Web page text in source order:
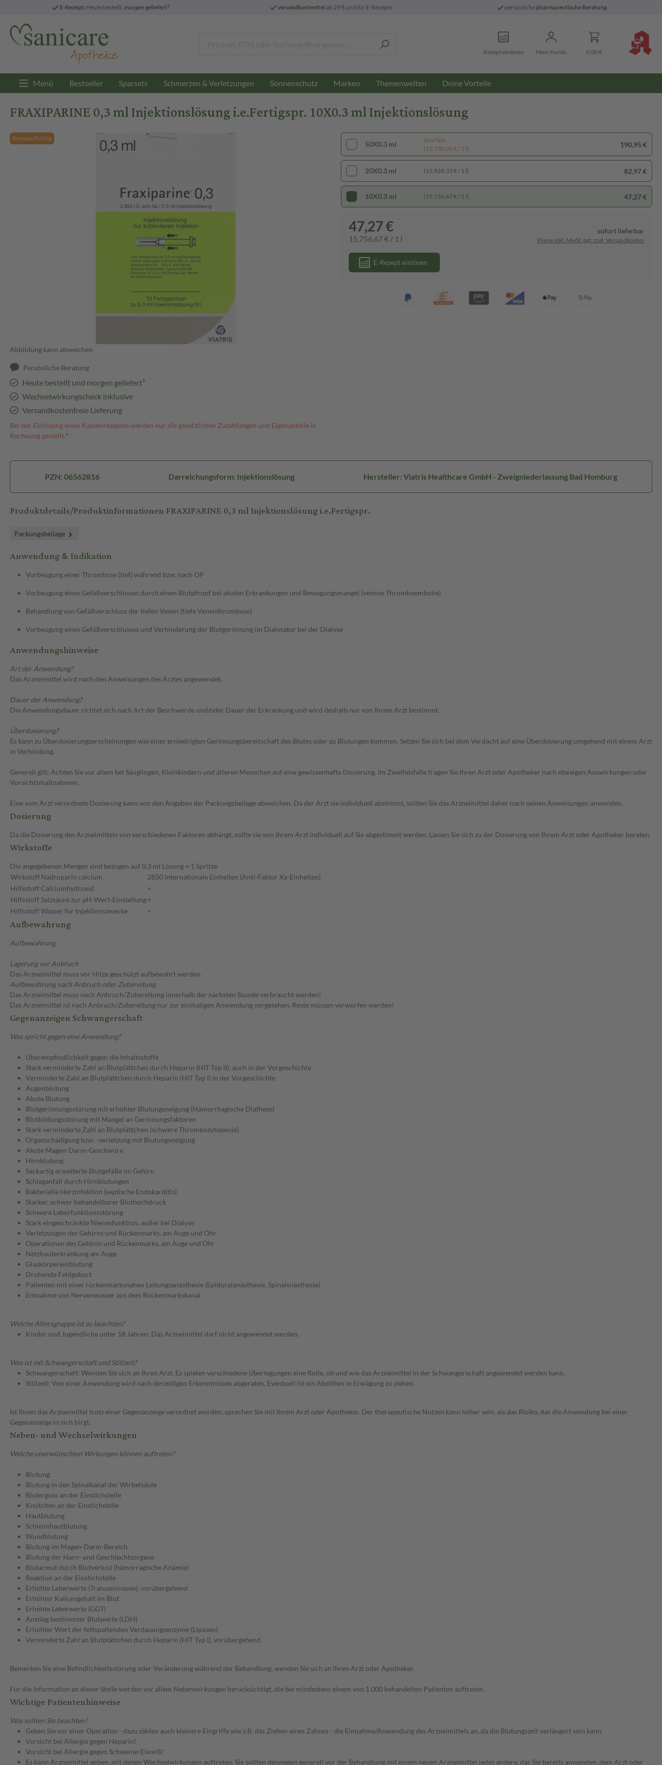
E-Rezept: Heute bestellt, morgen geliefert3 versandkostenfreiab 29 € und für E-Rezepte persönliche pharmazeutische Beratung
Rezept einlösen Mein Konto 0,00 €
Menü Bestseller Sparsets Schmerzen & Verletzungen Sonnenschutz Marken Themenwelten Deine Vorteile
FRAXIPARINE 0,3 ml Injektionslösung i.e.Fertigspr. 10X0.3 ml Injektionslösung
Rezeptpflichtig
Abbildung kann abweichen
Persönliche Beratung
Heute bestellt und morgen geliefert³
Wechselwirkungscheck inklusive
Versandkostenfreie Lieferung
Bei der Einlösung eines Kassenrezeptes werden nur die gesetzlichen Zuzahlungen und Eigenanteile in
Rechnung gestellt.⁴
50X0.3 ml
Spartipp
(12.730,00 € / 1 l)
190,95 €
20X0.3 ml (13.828,33 € / 1 l) 82,97 €
10X0.3 ml (15.756,67 € / 1 l) 47,27 €
47,27 €
15.756,67 € / 1 l
sofort lieferbar
Preise inkl. MwSt. ggf. zzgl. Versandkosten
E-Rezept einlösen
PZN: 06562816 Darreichungsform: Injektionslösung Hersteller: Viatris Healthcare GmbH - Zweigniederlassung Bad Homburg
Produktdetails/Produktinformationen FRAXIPARINE 0,3 ml Injektionslösung i.e.Fertigspr.
Packungsbeilage
Anwendung & Indikation
Vorbeugung einer Thrombose (tief) während bzw. nach OP
Vorbeugung eines Gefäßverschlusses durch einen Blutpfropf bei akuten Erkrankungen und Bewegungsmangel (venöse Thromboembolie)
Behandlung von Gefäßverschluss der tiefen Venen (tiefe Venenthrombose)
Vorbeugung eines Gefäßverschlusses und Verhinderung der Blutgerinnung im Dialysator bei der Dialyse
Anwendungshinweise
Art der Anwendung?
Das Arzneimittel wird nach den Anweisungen des Arztes angewendet.
Dauer der Anwendung?
Die Anwendungsdauer richtet sich nach Art der Beschwerde und/oder Dauer der Erkrankung und wird deshalb nur von Ihrem Arzt bestimmt.
Überdosierung?
Es kann zu Überdosierungserscheinungen wie einer erniedrigten Gerinnungsbereitschaft des Blutes oder zu Blutungen kommen. Setzen Sie sich bei dem Verdacht auf eine Überdosierung umgehend mit einem Arzt
in Verbindung.
Generell gilt: Achten Sie vor allem bei Säuglingen, Kleinkindern und älteren Menschen auf eine gewissenhafte Dosierung. Im Zweifelsfalle fragen Sie Ihren Arzt oder Apotheker nach etwaigen Auswirkungen oder
Vorsichtsmaßnahmen.
Eine vom Arzt verordnete Dosierung kann von den Angaben der Packungsbeilage abweichen. Da der Arzt sie individuell abstimmt, sollten Sie das Arzneimittel daher nach seinen Anweisungen anwenden.
Dosierung
Da die Dosierung des Arzneimittels von verschiedenen Faktoren abhängt, sollte sie von Ihrem Arzt individuell auf Sie abgestimmt werden. Lassen Sie sich zu der Dosierung von Ihrem Arzt oder Apotheker beraten.
Wirkstoffe
Die angegebenen Mengen sind bezogen auf 0,3 ml Lösung = 1 Spritze
WirkstoffNadroparin calcium
2850 Internationale Einheiten (Anti-Faktor Xa-Einheiten)
Hilfsstoff Calciumhydroxid
+
Hilfsstoff Salzsäure zur pH-Wert-Einstellung+
HilfsstoffWasser für Injektionszwecke +
Aufbewahrung
Aufbewahrung
Lagerung vor Anbruch
Das Arzneimittel muss vor Hitze geschützt aufbewahrt werden.
Aufbewahrung nach Anbruch oder Zubereitung
Das Arzneimittel muss nach Anbruch/Zubereitung innerhalb der nächsten Stunde verbraucht werden!
Das Arzneimittel ist nach Anbruch/Zubereitung nur zur einmaligen Anwendung vorgesehen. Reste müssen verworfen werden!
Gegenanzeigen Schwangerschaft
Was spricht gegen eine Anwendung?
Überempfindlichkeit gegen die Inhaltsstoffe
Stark verminderte Zahl an Blutplättchen durch Heparin (HIT Typ II), auch in der Vorgeschichte
Verminderte Zahl an Blutplättchen durch Heparin (HIT Typ I) in der Vorgeschichte
Augenblutung
Akute Blutung
Blutgerinnungsstörung mit erhöhter Blutungsneigung (Hämorrhagische Diathese)
Blutbildungsstörung mit Mangel an Gerinnungsfaktoren
Stark verminderte Zahl an Blutplättchen (schwere Thrombozytopenie)
Organschädigung bzw. -verletzung mit Blutungsneigung
Akute Magen-Darm-Geschwüre
Hirnblutung
Sackartig erweiterte Blutgefäße im Gehirn
Schlaganfall durch Hirnblutungen
Bakterielle Herzinfektion (septische Endokarditis)
Starker, schwer behandelbarer Bluthochdruck
Schwere Leberfunktionsstörung
Stark eingeschränkte Nierenfunktion, außer bei Dialyse
Verletzungen des Gehirns und Rückenmarks, am Auge und Ohr
Operationen des Gehirns und Rückenmarks, am Auge und Ohr
Netzhauterkrankung am Auge
Glaskörpereinblutung
Drohende Fehlgeburt
Patienten mit einer rückenmarksnahen Leitungsanästhesie (Epiduralanästhesie, Spinalsnästhesie)
Entnahme von Nervenwasser aus dem Rückenmarkskanal
Welche Altersgruppe ist zu beachten?
Kinder und Jugendliche unter 18 Jahren: Das Arzneimittel darf nicht angewendet werden.
Was ist mit Schwangerschaft und Stillzeit?
Schwangerschaft: Wenden Sie sich an Ihren Arzt. Es spielen verschiedene Überlegungen eine Rolle, ob und wie das Arzneimittel in der Schwangerschaft angewendet werden kann.
Stillzeit: Von einer Anwendung wird nach derzeitigen Erkenntnissen abgeraten. Eventuell ist ein Abstillen in Erwägung zu ziehen.
Ist Ihnen das Arzneimittel trotz einer Gegenanzeige verordnet worden, sprechen Sie mit Ihrem Arzt oder Apotheker. Der therapeutische Nutzen kann höher sein, als das Risiko, das die Anwendung bei einer
Gegenanzeige in sich birgt.
Neben- und Wechselwirkungen
Welche unerwünschten Wirkungen können auftreten?
Blutung
Blutung in den Spinalkanal der Wirbelsäule
Bluterguss an der Einstichstelle
Knötchen an der Einstichstelle
Hautblutung
Schleimhautblutung
Wundblutung
Blutung im Magen-Darm-Bereich
Blutung der Harn- und Geschlechtsorgane
Blutarmut durch Blutverlust (hämorragische Anämie)
Reaktion an der Einstichstelle
Erhöhte Leberwerte (Transaminasen), vorübergehend
Erhöhter Kaliumgehalt im Blut
Erhöhte Leberwerte (GGT)
Anstieg bestimmter Blutwerte (LDH)
Erhöhter Wert der fettspaltenden Verdauungsenzyme (Lipasen)
Verminderte Zahl an Blutplättchen durch Heparin (HIT Typ I), vorübergehend
Bemerken Sie eine Befindlichkeitsstörung oder Veränderung während der Behandlung, wenden Sie sich an Ihren Arzt oder Apotheker.
Für die Information an dieser Stelle werden vor allem Nebenwirkungen berücksichtigt, die bei mindestens einem von 1.000 behandelten Patienten auftreten.
Wichtige Patientenhinweise
Was sollten Sie beachten?
Geben Sie vor einer Operation - dazu zählen auch kleinere Eingriffe wie z.B. das Ziehen eines Zahnes - die Einnahme/Anwendung des Arzneimittels an, da die Blutungszeit verlängert sein kann.
Vorsicht bei Allergie gegen Heparin!
Vorsicht bei Allergie gegen Schweine-Eiweiß!
Es kann Arzneimittel geben, mit denen Wechselwirkungen auftreten. Sie sollten deswegen generell vor der Behandlung mit einem neuen Arzneimittel jedes andere, das Sie bereits anwenden, dem Arzt oder